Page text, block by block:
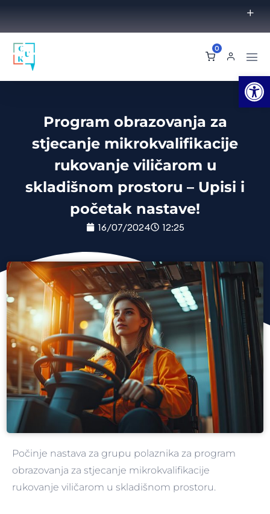
0
Program obrazovanja za
stjecanje mikrokvalifikacije
rukovanje viličarom u
skladišnom prostoru – Upisi i
početak nastave!
16/07/2024 12:25
Počinje nastava za grupu polaznika za program
obrazovanja za stjecanje mikrokvalifikacije
rukovanje viličarom u skladišnom prostoru.